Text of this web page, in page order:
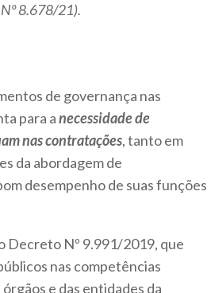
8.678/21).
de governança nas
para anecessidade de
nas contratações, tanto em
da abordagem de
desempenho de suas funções
Decreto Nº 9.991/2019, que
nas competências
e das entidades da